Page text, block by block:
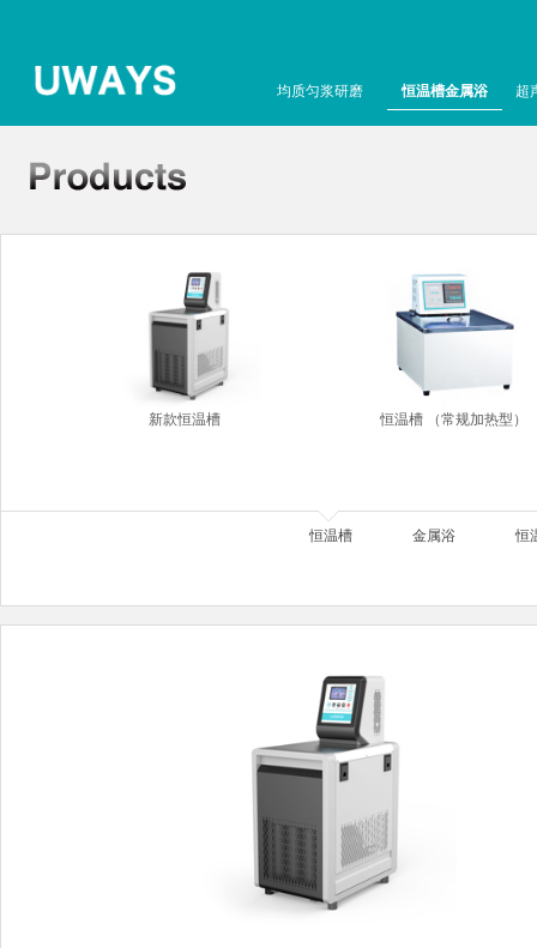
均质匀浆研磨 恒温槽金属浴 超
新款恒温槽 恒温槽 （常规加热型）
恒温槽 金属浴 恒